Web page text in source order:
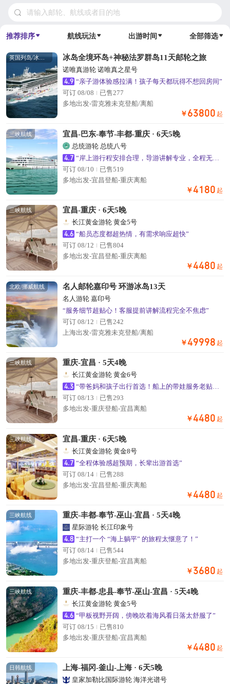
请输入邮轮、航线或者目的地
推荐排序 航线玩法 出游时间 全部筛选
英国列岛/冰岛航线 冰岛全境环岛+神秘法罗群岛11天邮轮之旅
诺唯真游轮 诺唯真之星号
4.9 “亲子游体验感拉满！孩子每天都玩得不想回房间”
可订 08/08
已售277
多地出发-雷克雅未克登船/离船
￥ 63800 起
三峡航线 宜昌-巴东-奉节-丰都-重庆 · 6天5晚
总统游轮 总统八号
4.7
可订 08/10
已售519
多地出发-宜昌登船-重庆离船
￥4180 起
三峡航线 宜昌-重庆 · 6天5晚
长江黄金游轮 黄金5号
4.6 “船员态度都超热情，有需求响应超快”
可订 08/12
已售804
多地出发-宜昌登船-重庆离船
￥4480 起
北欧/挪威航线 名人邮轮嘉印号 环游冰岛13天
名人游轮 嘉印号
“服务细节超贴心！客服提前讲解流程完全不焦虑”
可订 08/12
已售242
上海出发-雷克雅未克登船/离船
￥49998 起
三峡航线 重庆-宜昌 · 5天4晚
长江黄金游轮 黄金6号
4.3
“带爸妈和孩子出行首选！船上的带娃服务老贴心了”
可订 08/13
已售293
多地出发-重庆登船-宜昌离船
￥4480 起
三峡航线 宜昌-重庆 · 6天5晚
长江黄金游轮 黄金8号
4.7 “全程体验感超预期，长辈出游首选”
可订 08/14
已售288
多地出发-宜昌登船-重庆离船
￥4480 起
三峡航线 重庆-丰都-奉节-巫山-宜昌 · 5天4晚
星际游轮 长江印象号
4.8 “主打一个 “海上躺平” 的旅程太惬意了！”
可订 08/14
已售544
多地出发-重庆登船-宜昌离船
￥ 3680 起
三峡航线 重庆-丰都-忠县-奉节-巫山-宜昌 · 5天4晚
长江黄金游轮 黄金5号
4.6 “甲板视野开阔，傍晚吹着海风看日落太舒服了”
可订 08/15
已售810
多地出发-重庆登船-宜昌离船
￥4480 起
日韩航线 上海-福冈-釜山-上海 · 6天5晚
皇家加勒比国际游轮 海洋光谱号